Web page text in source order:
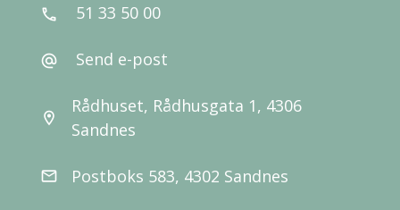
call 51 33 50 00
alternate_email Send e-post
location_on
Rådhuset, Rådhusgata 1, 4306
Sandnes
email Postboks 583, 4302 Sandnes